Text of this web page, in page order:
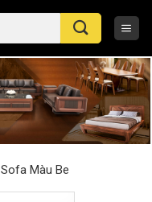
Sofa Màu Be